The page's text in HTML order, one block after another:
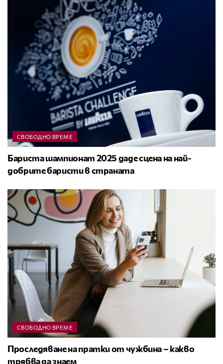
СВОБОДНО ВРЕМЕ
Бариста шампионат 2025 даде сцена на най-
добрите баристи в страната
СВОБОДНО ВРЕМЕ
Проследяване на пратки от чужбина – какво
трябва да знаем